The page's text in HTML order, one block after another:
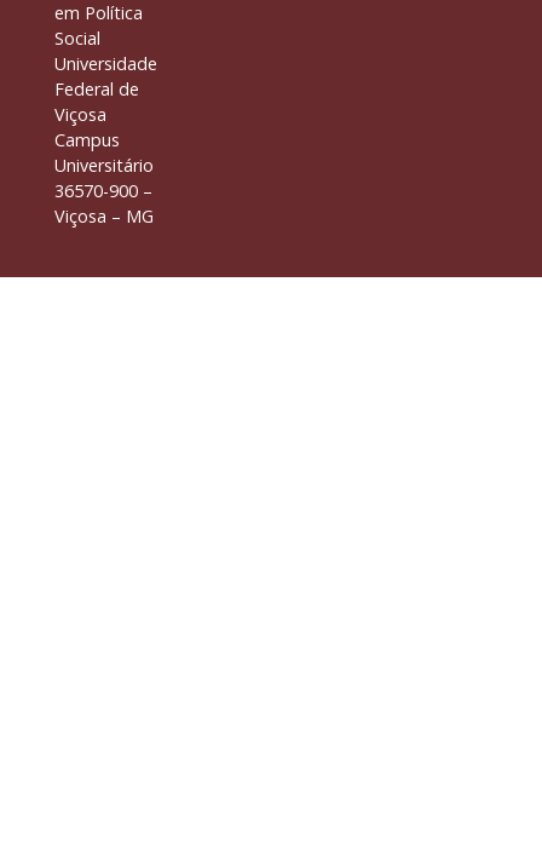
em Política
Social
Universidade
Federal de
Viçosa
Campus
Universitário
36570-900 –
Viçosa – MG